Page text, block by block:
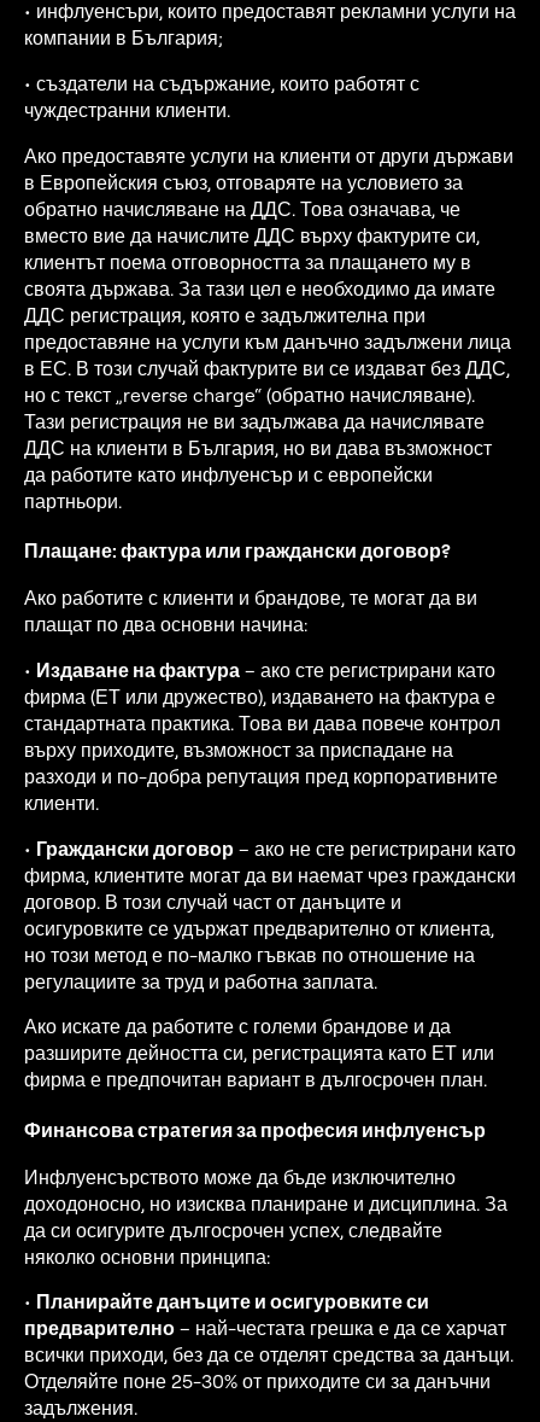
• инфлуенсъри, които предоставят рекламни услуги на
компании в България;
• създатели на съдържание, които работят с
чуждестранни клиенти.
Ако предоставяте услуги на клиенти от други държави
в Европейския съюз, отговаряте на условието за
обратно начисляване на ДДС. Това означава, че
вместо вие да начислите ДДС върху фактурите си,
клиентът поема отговорността за плащането му в
своята държава. За тази цел е необходимо да имате
ДДС регистрация, която е задължителна при
предоставяне на услуги към данъчно задължени лица
в ЕС. В този случай фактурите ви се издават без ДДС,
но с текст „reverse charge“ (обратно начисляване).
Тази регистрация не ви задължава да начислявате
ДДС на клиенти в България, но ви дава възможност
да работите като инфлуенсър и с европейски
партньори.
Плащане: фактура или граждански договор?
Ако работите с клиенти и брандове, те могат да ви
плащат по два основни начина:
• Издаване на фактура– ако сте регистрирани като
фирма (ЕТ или дружество), издаването на фактура е
стандартната практика. Това ви дава повече контрол
върху приходите, възможност за приспадане на
разходи и по-добра репутация пред корпоративните
клиенти.
• Граждански договор– ако не сте регистрирани като
фирма, клиентите могат да ви наемат чрез граждански
договор. В този случай част от данъците и
осигуровките се удържат предварително от клиента,
но този метод е по-малко гъвкав по отношение на
регулациите за труд и работна заплата.
Ако искате да работите с големи брандове и да
разширите дейността си, регистрацията като ЕТ или
фирма е предпочитан вариант в дългосрочен план.
Финансова стратегия за професия инфлуенсър
Инфлуенсърството може да бъде изключително
доходоносно, но изисква планиране и дисциплина. За
да си осигурите дългосрочен успех, следвайте
няколко основни принципа:
• Планирайте данъците и осигуровките си
предварително– най-честата грешка е да се харчат
всички приходи, без да се отделят средства за данъци.
Отделяйте поне 25-30% от приходите си за данъчни
задължения.